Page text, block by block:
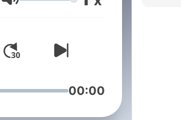
Ένταση
00:00